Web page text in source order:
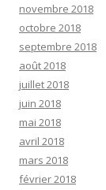
novembre 2018
octobre 2018
septembre 2018
août 2018
juillet 2018
juin 2018
mai 2018
avril 2018
mars 2018
février 2018